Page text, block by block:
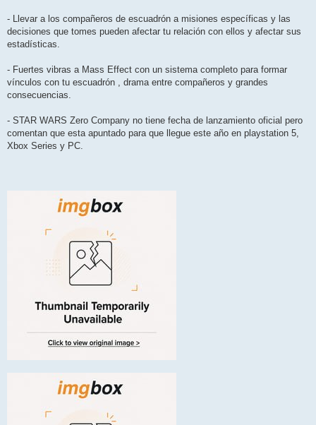
- Llevar a los compañeros de escuadrón a misiones específicas y las
decisiones que tomes pueden afectar tu relación con ellos y afectar sus
estadísticas.
- Fuertes vibras a Mass Effect con un sistema completo para formar
vínculos con tu escuadrón , drama entre compañeros y grandes
consecuencias.
- STAR WARS Zero Company no tiene fecha de lanzamiento oficial pero
comentan que esta apuntado para que llegue este año en playstation 5,
Xbox Series y PC.